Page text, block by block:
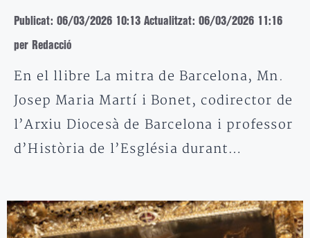
Publicat: 06/03/2026 10:13 Actualitzat: 06/03/2026 11:16
per Redacció
En el llibre La mitra de Barcelona, Mn.
Josep Maria Martí i Bonet, codirector de
l’Arxiu Diocesà de Barcelona i professor
d’Història de l’Església durant…